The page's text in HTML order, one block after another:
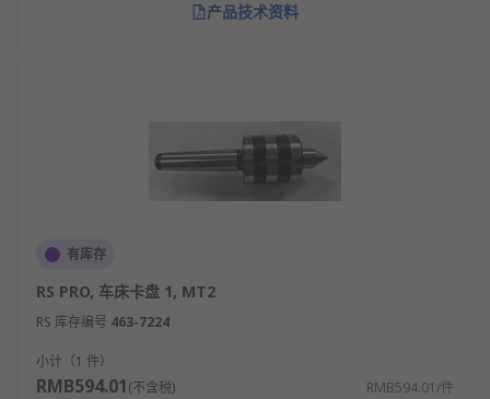
产品技术资料
有库存
RS PRO, 车床卡盘 1, MT2
RS 库存编号 463-7224
小计（1 件）
RMB594.01(不含税) RMB594.01/件